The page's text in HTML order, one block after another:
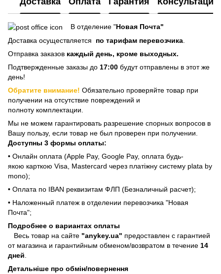
В отделение "Новая Почта"
Доставка осуществляется
по тарифам перевозчика
Отправка заказов каждый день, кроме выходных.
Подтвержденные заказы до 17:00 будут отправлены в этот же
день!
Обратите внимание! Обязательно проверяйте товар при
получении на отсутствие повреждений и
полноту комплектации.
Мы не можем гарантировать разрешение спорных вопросов в
Вашу пользу, если товар не был проверен при получении.
Доступны 3 формы оплаты:
• Онлайн оплата (Apple Pay, Google Pay, оплата будь-
якою карткою Visa, Mastercard через платіжну систему plata by
mono);
• Оплата по IBAN реквизитам ФЛП (Безналичный расчет);
• Наложенный платеж в отделении перевозчика "Новая
Почта";
Подробнее о вариантах оплаты
Весь товар на сайте "anykey.ua" предоставлен с гарантией
от магазина и гарантийным обменом/возвратом в течение 14
дней
Детальніше про обмін/повернення